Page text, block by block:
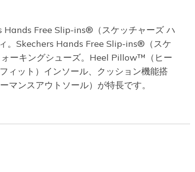
Hands Free Slip-ins®（スケッチャーズ ハ
。Skechers Hands Free Slip-ins®（スケ
ォーキングシューズ。Heel Pillow™（ヒー
ィット）インソール、クッション機能搭
ンスアウトソール）が特長です。